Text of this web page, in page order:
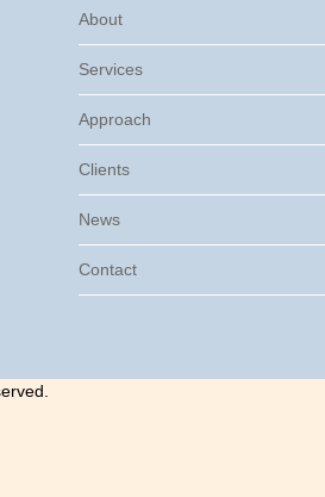
About
Services
Approach
Clients
News
Contact